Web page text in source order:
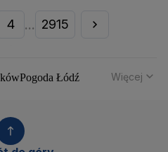
4 ... 2915
Pogoda Łódź
Pogoda Kielce
Pogoda Rzeszów
Więcej